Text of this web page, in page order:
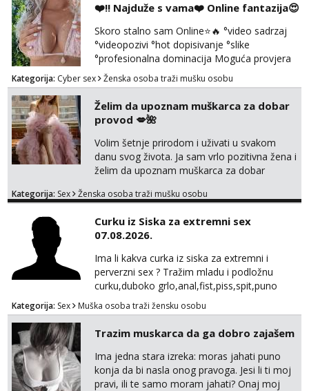
Čekam tvoj poziv!
064/677-677
tel:0,93€ - mob:1,12€ min
❤️‼️ Najduže s vama❤️ Online fantazija😍
Skoro stalno sam Online⭐🔥 °video sadrzaj
°videopozivi °hot dopisivanje °slike
°profesionalna dominacija Moguća provjera
videopozivom, no ako se nakon toga ne
javite, vise vam ju ne radim 😉 100% prava i
diskretna. Probaj me jednom, nećeš moći bez
mene 😜😇 Nemojte me pitati za uzivo, jer to
ne radim. 0998785600 javljanje isključivo
porukom na WhatsApp🩷
Kategorija: Cyber sex Ženska osoba traži mušku osobu
Želim da upoznam muškarca za dobar
provod 💋🌺
Volim šetnje prirodom i uživati u svakom
danu svog života. Ja sam vrlo pozitivna žena i
želim da upoznam muškarca za dobar
na link ispod i nadji me tamo, cekam te!
Kategorija: Sex Ženska osoba traži mušku osobu
Curku iz Siska za extremni sex
07.08.2026.
Ima li kakva curka iz siska za extremni i
perverzni sex ? Tražim mladu i podložnu
curku,duboko grlo,anal,fist,piss,spit,puno
pljuvačke,ulja i pissa,volim isto tako masažu
prostate,rimyob,extremno full perverzno,bez
tabua,najlonke crne i visoke sexy štikle
obavezno imati na sebi,za početak s.t.o
nudim za druženje večeras,noć kod
mene,javljanje isključivo pozivom
Kategorija: Sex Muška osoba traži žensku osobu
Trazim muskarca da ga dobro zajašem
Ima jedna stara izreka: moras jahati puno
konja da bi nasla onog pravoga. Jesi li ti moj
pravi, ili te samo moram jahati? Onaj moj